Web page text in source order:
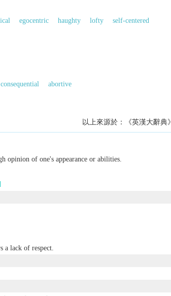
egocentric haughty lofty
self-centered
consequential
abortive
以上來源於：《英漢大辭典》
opinion of one's appearance or abilities.
a lack of respect.